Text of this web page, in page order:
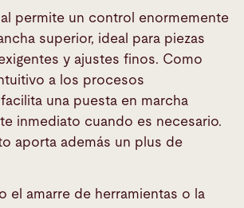
permite un control enormemente
superior, ideal para piezas
y ajustes finos. Como
a los procesos
una puesta en marcha
inmediato cuando es necesario.
aporta además un plus de
el amarre de herramientas o la